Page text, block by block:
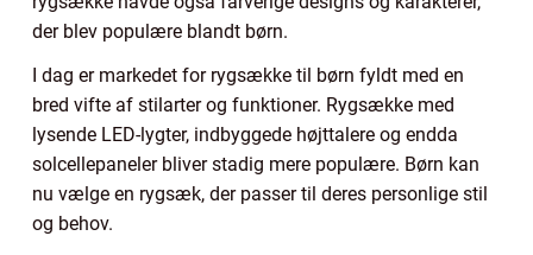
der blev populære blandt børn.
I dag er markedet for rygsække til børn fyldt med en
bred vifte af stilarter og funktioner. Rygsække med
lysende LED-lygter, indbyggede højttalere og endda
solcellepaneler bliver stadig mere populære. Børn kan
nu vælge en rygsæk, der passer til deres personlige stil
og behov.